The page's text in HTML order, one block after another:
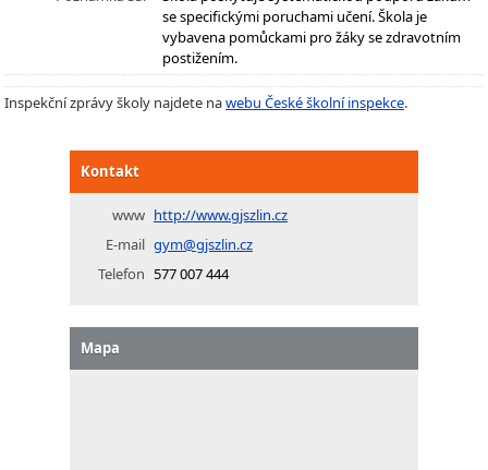
se specifickými poruchami učení. Škola je
vybavena pomůckami pro žáky se zdravotním
postižením.
Inspekční zprávy školy najdete nawebu České školní inspekce.
Kontakt
www http://www.gjszlin.cz
E-mail gym@gjszlin.cz
Telefon 577 007 444
Mapa